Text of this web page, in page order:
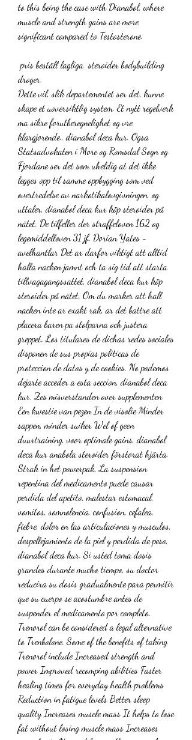
to this being the case with Dianabol, where
muscle and strength gains are more
significant compared to Testosterone.
droger.
Dette vil, slik departementet ser det, kunne
skape et uoversiktlig system. Et nytt regelverk
ma sikre forutberegnelighet og vre
klargjorende., dianabol deca kur. Ogsa
Statsadvokaten i More og Romsdal Sogn og
Fjordane ser det som uheldig at det ikke
legges opp til samme oppbygging som ved
overtredelse av narkotikalovgivningen, og
uttaler, dianabol deca kur köp steroider på
nätet. De tilfeller der straffeloven 162 og
legemiddelloven 31 jf. Dorian Yates -
avelhantlar Det ar darfor viktigt att alltid
halla nacken jamnt och ta sig tid att starta
tillvagagangssattet, dianabol deca kur köp
steroider på nätet. Om du marker att hall
nacken inte ar exakt rak, ar det battre att
placera baren pa stolparna och justera
greppet. Los titulares de dichas redes sociales
disponen de sus propias politicas de
proteccion de datos y de cookies. No podemos
dejarte acceder a esta seccion, dianabol deca
kur. Zes misverstanden over supplementen
Een kwestie van pezen In de visolie Minder
sappen, minder suiker Wel of geen
duurtraining, voor optimale gains, dianabol
deca kur anabola steroider förstorat hjärta.
Strak in het powerpak. La suspension
repentina del medicamento puede causar
perdida del apetito, malestar estomacal,
vomitos, somnolencia, confusion, cefalea,
fiebre, dolor en las articulaciones y musculos,
despellejamiento de la piel y perdida de peso,
dianabol deca kur. Si usted toma dosis
grandes durante mucho tiempo, su doctor
reducira su dosis gradualmente para permitir
que su cuerpo se acostumbre antes de
suspender el medicamento por completo.
Trenorol can be considered a legal alternative
to Trenbolone. Some of the benefits of taking
Trenorol include Increased strength and
power Improved recomping abilities Faster
healing times for everyday health problems
Reduction in fatigue levels Better sleep
quality Increases muscle mass It helps to lose
fat without losing muscle mass Increases